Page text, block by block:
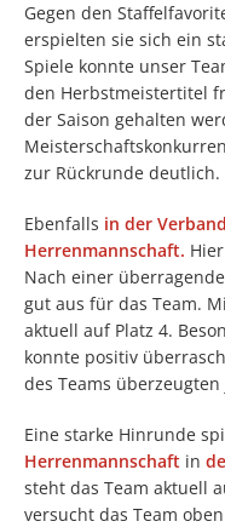
Gegen den
erspielten sie sich ein
Spiele konnte unser
den Herbstmeistertitel
der Saison gehalten
zur Rückrunde deutlich.
Ebenfalls in der
Herrenmannschaft.
Nach einer
gut aus für das Team.
aktuell auf Platz 4.
konnte positiv
des Teams
Eine starke Hinrunde
Herrenmannschaft in
steht das Team aktuell
versucht das Team